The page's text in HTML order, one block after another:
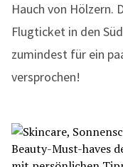
Hauch von Hölzern.
Flugticket in den
zumindest für ein
versprochen!